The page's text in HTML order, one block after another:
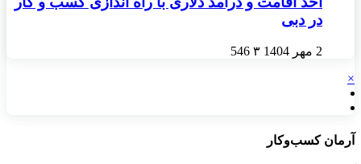
در دبی
2 مهر 1404 ۳ 546
×
آرمان کسب‌وکار